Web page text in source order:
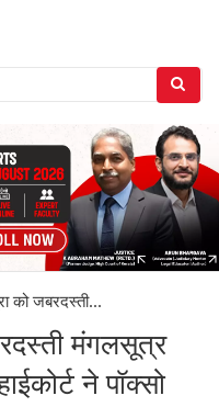
को जबरदस्ती...
मंगलसूत्र
ने पॉक्सो